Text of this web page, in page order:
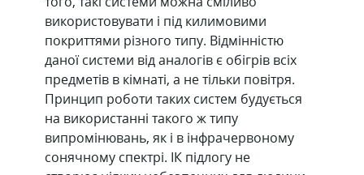
використовувати і під килимовими
покриттями різного типу. Відмінністю
даної системи від аналогів є обігрів всіх
предметів в кімнаті, а не тільки повітря.
Принцип роботи таких систем будується
на використанні такого ж типу
випромінювань, як і в інфрачервоному
сонячному спектрі. ІК підлогу не